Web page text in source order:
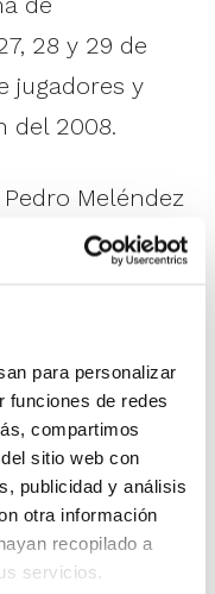
para personalizar
funciones de redes
compartimos
sitio web con
publicidad y análisis
otra información
recopilado a
servicios.
28 y 29 de
jugadores y
del 2008.
Meléndez
y a ella
(CB L’Horta
BC)
Pablo
BC)